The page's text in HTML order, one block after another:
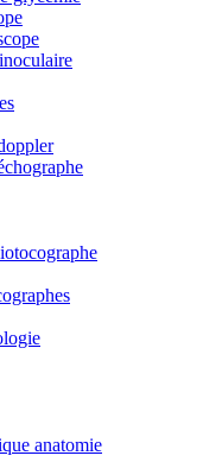
anatomie